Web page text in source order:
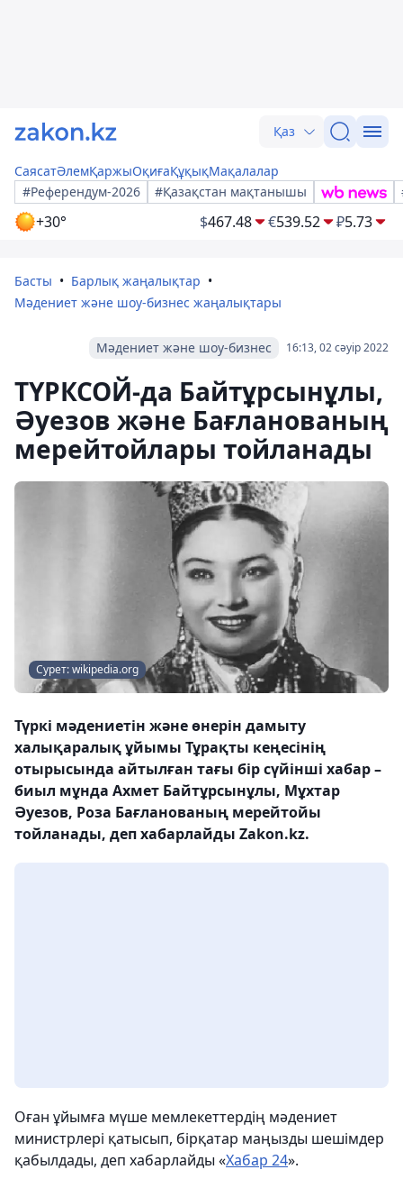
Қаз
СаясатӘлемҚаржыОқиғаҚұқықМақалалар
#Референдум-2026
#Қазақстан мақтанышы
+30° $467.48 €539.52 ₽5.73
Басты
Барлық жаңалықтар
Мәдениет және шоу-бизнес жаңалықтары
16:13, 02 сәуір 2022
Мәдениет және шоу-бизнес
ТҮРКСОЙ-да Байтұрсынұлы,
Әуезов және Бағланованың
мерейтойлары тойланады
Сурет: wikipedia.org
Түркі мәдениетін және өнерін дамыту
халықаралық ұйымы Тұрақты кеңесінің
отырысында айтылған тағы бір сүйінші хабар –
биыл мұнда Ахмет Байтұрсынұлы, Мұхтар
Әуезов, Роза Бағланованың мерейтойы
тойланады, деп хабарлайды Zakon.kz.
Оған ұйымға мүше мемлекеттердің мәдениет
министрлері қатысып, бірқатар маңызды шешімдер
қабылдады, деп хабарлайды «Хабар 24».